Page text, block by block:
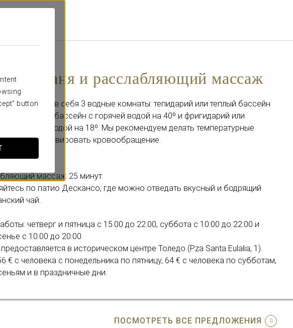
button
баня и расслабляющий массаж
включает в себя 3 водные комнаты: тепидарий или теплый бассейн
кальдарий или бассейн с горячей водой на 40º и фригидарий или
с холодной водой на 18º. Мы рекомендуем делать температурные
чтобы активировать кровообращение.
массаж 25 минут.
по патио Дескансо, где можно отведать вкусный и бодрящий
чай.
четверг и пятница с 15:00 до 22:00, суббота с 10:00 до 22:00 и
с 10:00 до 20:00.
в историческом центре Толедо (Pza Santa Eulalia, 1).
€ с человека с понедельника по пятницу, 64 € с человека по субботам,
и в праздничные дни.
ПОСМОТРЕТЬ ВСЕ ПРЕДЛОЖЕНИЯ